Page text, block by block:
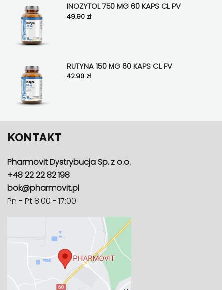
INOZYTOL 750 MG 60 KAPS CL PV
49.90 zł
RUTYNA 150 MG 60 KAPS CL PV
42.90 zł
KONTAKT
Pharmovit Dystrybucja Sp. z o.o.
+48 22 22 82 198
bok@pharmovit.pl
Pn - Pt 8:00 - 17:00